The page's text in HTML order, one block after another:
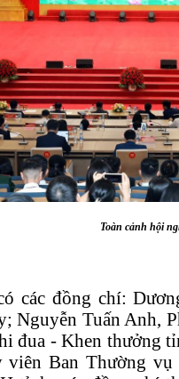
Toàn cảnh hội
các đồng chí:
Nguyễn Tuấn Anh,
đua - Khen thưởng
viên Ban Thường